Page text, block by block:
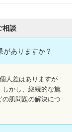
相談
がありますか？
人差はありますが
しかし、継続的な施
肌問題の解決につ